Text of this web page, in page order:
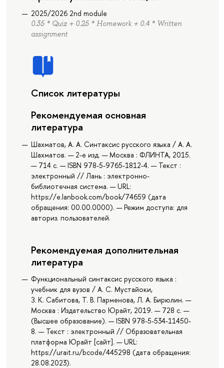
2025/2026 2nd module
0.35 * Quiz + 0.25 * Homework + 0.4 * Written
assignment
Список литературы
Рекомендуемая основная
литература
Шахматов, А. А. Синтаксис русского языка / А. А.
Шахматов. — 2-е изд. — Москва : ФЛИНТА, 2015.
— 714 с. — ISBN 978-5-9765-1812-4. — Текст :
электронный // Лань : электронно-
библиотечная система. — URL:
https://e.lanbook.com/book/74659 (дата
обращения: 00.00.0000). — Режим доступа: для
авториз. пользователей.
Рекомендуемая дополнительная
литература
Функциональный синтаксис русского языка :
учебник для вузов / А. С. Мустайоки,
З. К. Сабитова, Т. В. Парменова, Л. А. Бирюлин. —
Москва : Издательство Юрайт, 2019. — 728 с. —
(Высшее образование). — ISBN 978-5-534-11450-
8. — Текст : электронный // Образовательная
платформа Юрайт [сайт]. — URL:
https://urait.ru/bcode/445298 (дата обращения:
28.08.2023).